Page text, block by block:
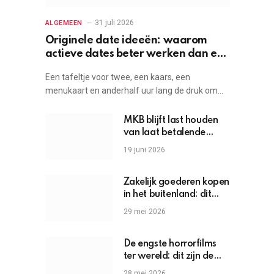
ALGEMEEN 31 juli 2026
Originele date ideeën: waarom
actieve dates beter werken dan een
Een tafeltje voor twee, een kaars, een
menukaart en anderhalf uur lang de druk om…
MKB blijft last houden
van laat betalende
grote bedrijven
19 juni 2026
Zakelijk goederen kopen
in het buitenland: dit
moet je weten
29 mei 2026
De engste horrorfilms
ter wereld: dit zijn de
griezels die je hartslag